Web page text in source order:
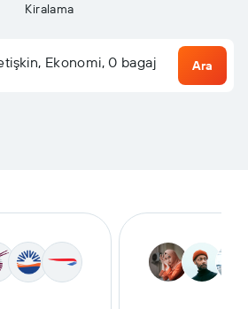
Kiralama
yön Çoklu uçuş
ABD - Columbus (CMH)
Ekonomi, 0 bagaj Ara